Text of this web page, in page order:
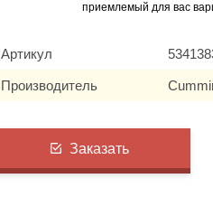
приемлемый для вас
Артикул
Производитель
Заказать